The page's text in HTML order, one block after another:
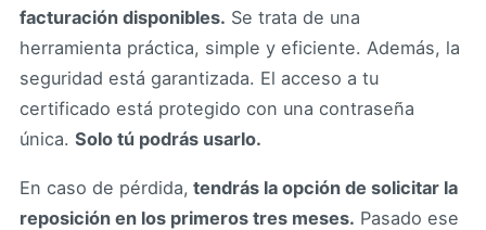
facturación disponibles. Se trata de una
herramienta práctica, simple y eficiente. Además, la
seguridad está garantizada. El acceso a tu
certificado está protegido con una contraseña
única. Solo tú podrás usarlo.
En caso de pérdida, tendrás la opción de solicitar la
reposición en los primeros tres meses. Pasado ese